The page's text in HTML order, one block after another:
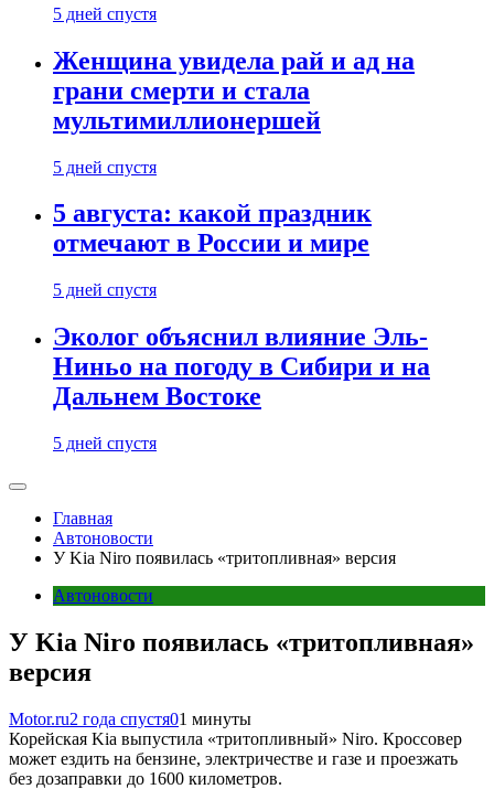
5 дней спустя
Женщина увидела рай и ад на
грани смерти и стала
мультимиллионершей
5 дней спустя
5 августа: какой праздник
отмечают в России и мире
5 дней спустя
Эколог объяснил влияние Эль-
Ниньо на погоду в Сибири и на
Дальнем Востоке
5 дней спустя
Главная
Автоновости
У Kia Niro появилась «тритопливная» версия
Автоновости
У Kia Niro появилась «тритопливная»
версия
Motor.ru2 года спустя01 минуты
Корейская Kia выпустила «тритопливный» Niro. Кроссовер
может ездить на бензине, электричестве и газе и проезжать
без дозаправки до 1600 километров.